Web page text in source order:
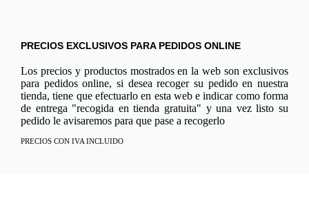
PRECIOS EXCLUSIVOS PARA PEDIDOS ONLINE
Los precios y productos mostrados en la web son exclusivos
para pedidos online, si desea recoger su pedido en nuestra
tienda, tiene que efectuarlo en esta web e indicar como forma
de entrega "recogida en tienda gratuita" y una vez listo su
pedido le avisaremos para que pase a recogerlo
PRECIOS CON IVA INCLUIDO